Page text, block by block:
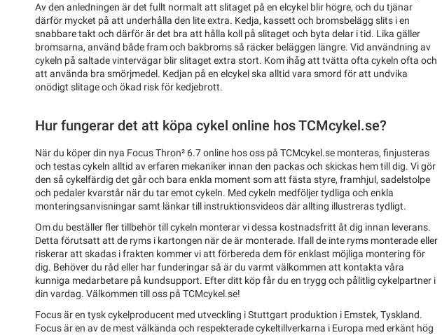
Av den anledningen är det fullt normalt att slitaget på en elcykel blir högre, och du tjänar
därför mycket på att underhålla den lite extra. Kedja, kassett och bromsbelägg slits i en
snabbare takt och därför är det bra att hålla koll på slitaget och byta delar i tid. Lika gäller
bromsarna, använd både fram och bakbroms så räcker beläggen längre. Vid användning av
cykeln på saltade vintervägar blir slitaget extra stort. Kom ihåg att tvätta ofta cykeln ofta och
att använda bra smörjmedel. Kedjan på en elcykel ska alltid vara smord för att undvika
onödigt slitage och ökad risk för kedjebrott.
Hur fungerar det att köpa cykel online hos TCMcykel.se?
När du köper din nya Focus Thron² 6.7 online hos oss på TCMcykel.se monteras, finjusteras
och testas cykeln alltid av erfaren mekaniker innan den packas och skickas hem till dig. Vi gör
den så cykelfärdig det går och bara enkla moment som att fästa styre, framhjul, sadelstolpe
och pedaler kvarstår när du tar emot cykeln. Med cykeln medföljer tydliga och enkla
monteringsanvisningar samt länkar till instruktionsvideos där allting illustreras tydligt.
Om du beställer fler tillbehör till cykeln monterar vi dessa kostnadsfritt åt dig innan leverans.
Detta förutsatt att de ryms i kartongen när de är monterade. Ifall de inte ryms monterade eller
riskerar att skadas i frakten kommer vi att förbereda dem för enklast möjliga montering för
dig. Behöver du råd eller har funderingar så är du varmt välkommen att kontakta våra
kunniga medarbetare på kundsupport. Efter ditt köp får du en trygg och pålitlig cykelpartner i
din vardag. Välkommen till oss på TCMcykel.se!
Focus är en tysk cykelproducent med utveckling i Stuttgart produktion i Emstek, Tyskland.
Focus är en av de mest välkända och respekterade cykeltillverkarna i Europa med erkänt hög